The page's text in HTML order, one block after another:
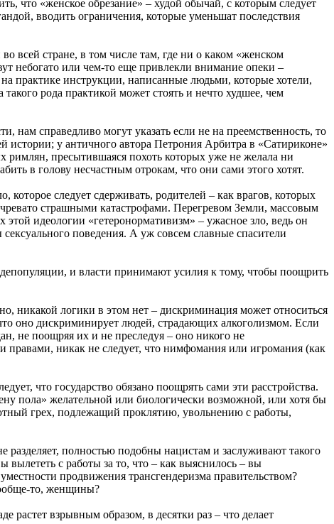
что «женское обрезание» – худой обычай, с которым следует
вводить ограничения, которые уменьшат последствия
всей стране, в том числе там, где ни о каком «женском
небогато или чем-то еще привлекли внимание опеки –
практике инструкции, написанные людьми, которые хотели,
рода практикой может стоять и нечто худшее, чем
нам справедливо могут указать если не на преемственность, то
у античного автора Петрония Арбитра в «Сатириконе»
римлян, пресытившаяся похоть которых уже не желала ни
в голову несчастным отрокам, что они сами этого хотят.
следует сдерживать, родителей – как врагов, которых
страшными катастрофами. Перегревом Земли, массовым
идеологии «гетеронормативизм» – ужасное зло, ведь он
поведения. А уж совсем славные спасители
и власти принимают усилия к тому, чтобы поощрить
никакой логики в этом нет – дискриминация может относиться
оно дискриминирует людей, страдающих алкоголизмом. Если
не поощряя их и не преследуя – оно никого не
никак не следует, что нимфомания или игромания (как
что государство обязано поощрять сами эти расстройства.
пола» желательной или биологически возможной, или хотя бы
грех, подлежащий проклятию, увольнению с работы,
разделяет, полностью подобны нацистам и заслуживают такого
с работы за то, что – как выяснилось – вы
продвижения трансгендеризма правительством?
то, женщины?
растет взрывным образом, в десятки раз – что делает